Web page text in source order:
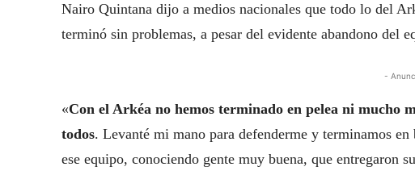
Nairo Quintana dijo a medios nacionales que todo lo del
terminó sin problemas, a pesar del evidente abandono del
-
«Con el Arkéa no hemos terminado en pelea ni mucho
todos. Levanté mi mano para defenderme y terminamos
ese equipo, conociendo gente muy buena, que entregaron